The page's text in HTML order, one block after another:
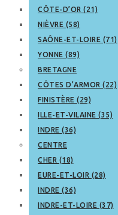
CÔTE-D’OR (21)
NIÈVRE (58)
SAÔNE-ET-LOIRE (71)
YONNE (89)
BRETAGNE
CÔTES D’ARMOR (22)
FINISTÈRE (29)
ILLE-ET-VILAINE (35)
INDRE (36)
CENTRE
CHER (18)
EURE-ET-LOIR (28)
INDRE (36)
INDRE-ET-LOIRE (37)